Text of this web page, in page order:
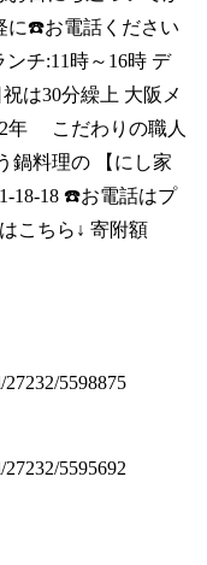
に☎️お電話ください
ンチ:11時～16時 デ
は30分繰上 大阪メ
年 こだわりの職人
鍋料理の 【にし家
18-18 ☎️お電話はプ
こちら↓ 寄附額
5598875
5595692